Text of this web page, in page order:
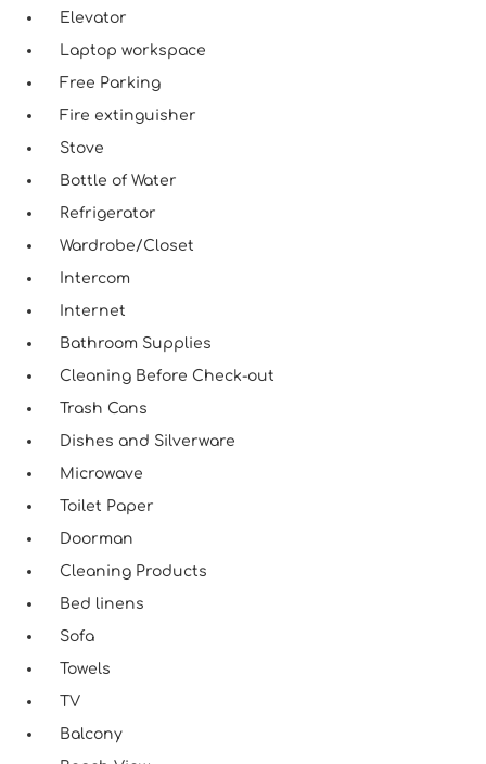
Elevator
Laptop workspace
Free Parking
Fire extinguisher
Stove
Bottle of Water
Refrigerator
Wardrobe/Closet
Intercom
Internet
Bathroom Supplies
Cleaning Before Check-out
Trash Cans
Dishes and Silverware
Microwave
Toilet Paper
Doorman
Cleaning Products
Bed linens
Sofa
Towels
TV
Balcony